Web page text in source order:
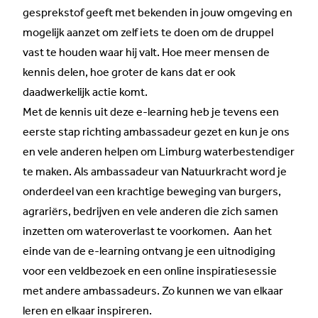
gesprekstof geeft met bekenden in jouw omgeving en
mogelijk aanzet om zelf iets te doen om de druppel
vast te houden waar hij valt. Hoe meer mensen de
kennis delen, hoe groter de kans dat er ook
daadwerkelijk actie komt.
Met de kennis uit deze e-learning heb je tevens een
eerste stap richting ambassadeur gezet en kun je ons
en vele anderen helpen om Limburg waterbestendiger
te maken. Als ambassadeur van Natuurkracht word je
onderdeel van een krachtige beweging van burgers,
agrariërs, bedrijven en vele anderen die zich samen
inzetten om wateroverlast te voorkomen. Aan het
einde van de e-learning ontvang je een uitnodiging
voor een veldbezoek en een online inspiratiesessie
met andere ambassadeurs. Zo kunnen we van elkaar
leren en elkaar inspireren.